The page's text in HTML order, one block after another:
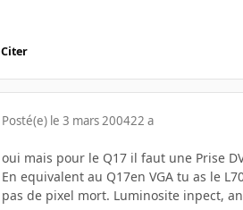
Citer
Posté(e) le 3 mars 200422 a
oui mais pour le Q17 il faut une Prise
En equivalent au Q17en VGA tu as le
pas de pixel mort. Luminosite inpect,